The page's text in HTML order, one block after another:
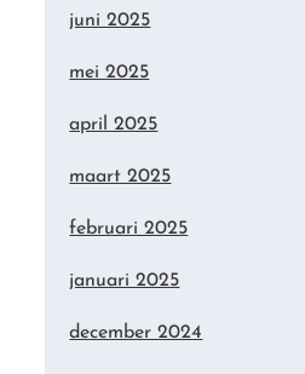
juni 2025
mei 2025
april 2025
maart 2025
februari 2025
januari 2025
december 2024